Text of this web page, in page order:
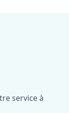
service à